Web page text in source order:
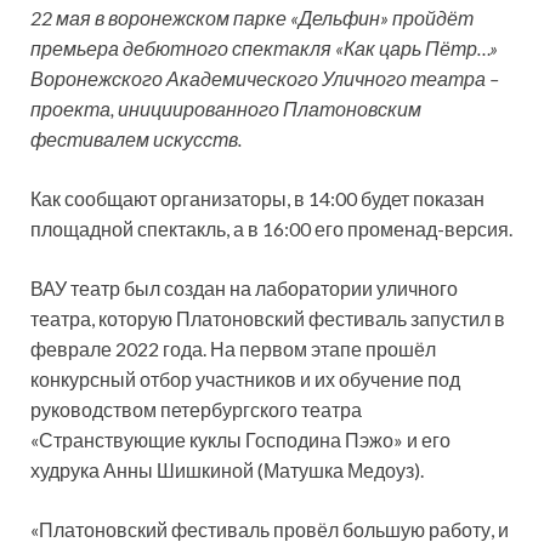
22 мая в воронежском парке «Дельфин» пройдёт
премьера дебютного спектакля «Как царь Пётр…»
Воронежского Академического Уличного театра –
проекта, инициированного Платоновским
фестивалем искусств.
Как сообщают организаторы, в 14:00 будет показан
площадной спектакль, а в 16:00 его променад-версия.
ВАУ театр был создан на лаборатории уличного
театра, которую Платоновский фестиваль запустил в
феврале 2022 года. На первом этапе прошёл
конкурсный отбор участников и их обучение под
руководством петербургского театра
«Странствующие куклы Господина Пэжо» и его
худрука Анны Шишкиной (Матушка Медоуз).
«Платоновский фестиваль провёл большую работу, и